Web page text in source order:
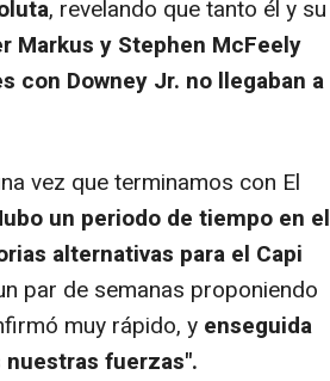
, revelando que tanto él y su
Markus y Stephen McFeely
con Downey Jr. no llegaban a
vez que terminamos con El
un periodo de tiempo en el
alternativas para el Capi
par de semanas proponiendo
muy rápido, y enseguida
fuerzas".